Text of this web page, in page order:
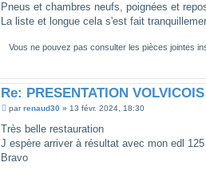
Pneus et chambres neufs, poignées et
La liste et longue cela s'est fait
Vous ne pouvez pas consulter les pièces jointes
Re: PRESENTATION VOLVICOIS
M
s
a
g
parrenaud30 » 13 févr. 2024, 18:30
Très belle restauration
J espère arriver à résultat avec mon edl 125
Bravo